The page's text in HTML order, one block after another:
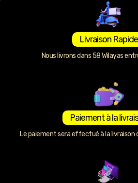
Livraison Rapide
Nous livrons dans 58 Wilayas
Paiement à la
Le paiement sera effectué à la livraison